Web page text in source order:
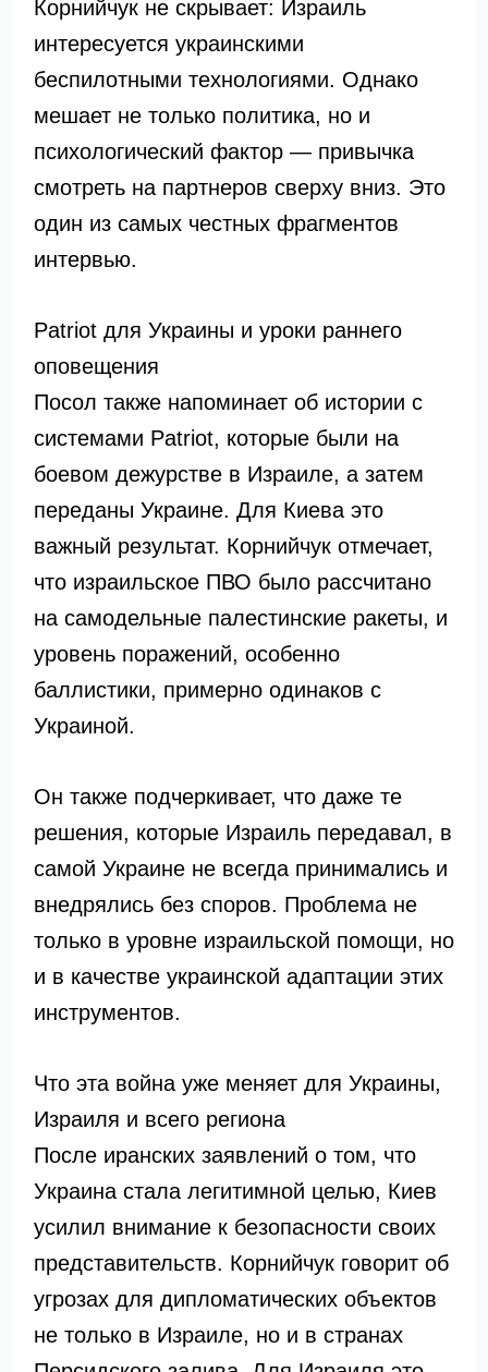
Корнийчук не скрывает: Израиль
интересуется украинскими
беспилотными технологиями. Однако
мешает не только политика, но и
психологический фактор — привычка
смотреть на партнеров сверху вниз. Это
один из самых честных фрагментов
интервью.
Patriot для Украины и уроки раннего
оповещения
Посол также напоминает об истории с
системами Patriot, которые были на
боевом дежурстве в Израиле, а затем
переданы Украине. Для Киева это
важный результат. Корнийчук отмечает,
что израильское ПВО было рассчитано
на самодельные палестинские ракеты, и
уровень поражений, особенно
баллистики, примерно одинаков с
Украиной.
Он также подчеркивает, что даже те
решения, которые Израиль передавал, в
самой Украине не всегда принимались и
внедрялись без споров. Проблема не
только в уровне израильской помощи, но
и в качестве украинской адаптации этих
инструментов.
Что эта война уже меняет для Украины,
Израиля и всего региона
После иранских заявлений о том, что
Украина стала легитимной целью, Киев
усилил внимание к безопасности своих
представительств. Корнийчук говорит об
угрозах для дипломатических объектов
не только в Израиле, но и в странах